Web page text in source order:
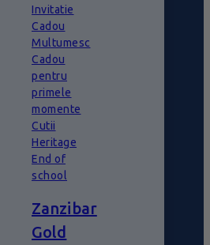
Invitatie
Cadou
Multumesc
Cadou
pentru
primele
momente
Cutii
Heritage
End of
school
Zanzibar
Gold